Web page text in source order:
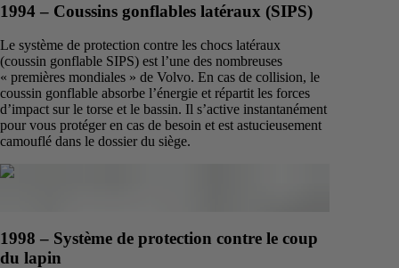
1994 – Coussins gonflables latéraux (SIPS)
Le système de protection contre les chocs latéraux
(coussin gonflable SIPS) est l’une des nombreuses
« premières mondiales » de Volvo. En cas de collision, le
coussin gonflable absorbe l’énergie et répartit les forces
d’impact sur le torse et le bassin. Il s’active instantanément
pour vous protéger en cas de besoin et est astucieusement
camouflé dans le dossier du siège.
1998 – Système de protection contre le coup
du lapin